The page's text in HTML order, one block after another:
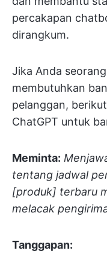
percakapan
dirangkum.
Jika Anda
membutuhkan
pelanggan,
ChatGPT untuk
Meminta:
tentang jadwal
[produk] terbaru
melacak
Tanggapan: